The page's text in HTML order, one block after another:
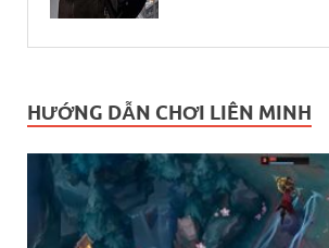
HƯỚNG DẪN CHƠI LIÊN MINH